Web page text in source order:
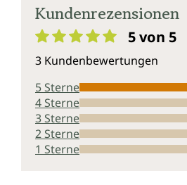
Kundenrezensionen
5 von 5
3 Kundenbewertungen
5 Sterne
4 Sterne
3 Sterne
2 Sterne
1 Sterne